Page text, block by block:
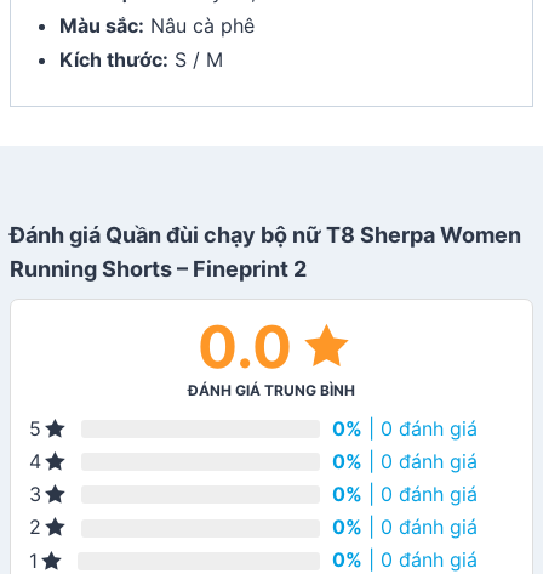
Màu sắc: Nâu cà phê
Kích thước: S / M
Đánh giá Quần đùi chạy bộ nữ T8 Sherpa Women
Running Shorts – Fineprint 2
0.0
ĐÁNH GIÁ TRUNG BÌNH
5 0% | 0 đánh giá
4
0% | 0 đánh giá
3
0% | 0 đánh giá
2
0% | 0 đánh giá
1
0% | 0 đánh giá